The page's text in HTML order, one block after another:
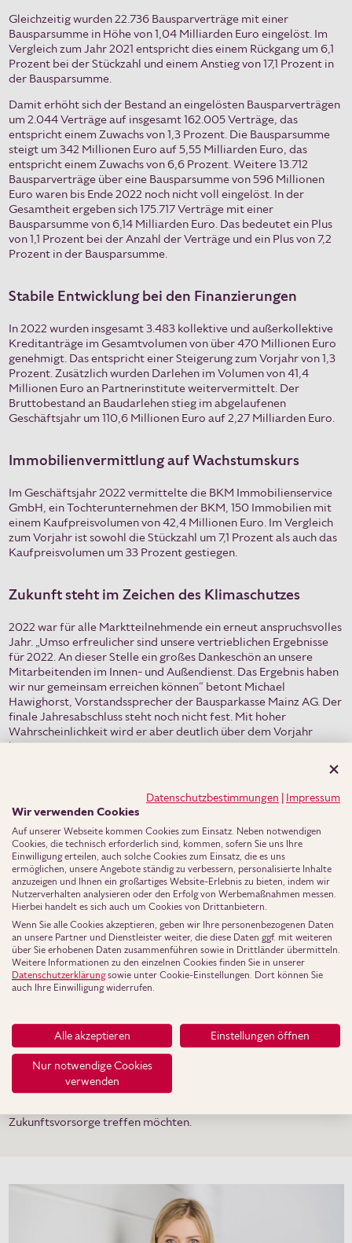
Datenschutzbestimmungen
Impressum
Wir verwenden Cookies
Auf unserer Webseite kommen Cookies zum Einsatz. Neben notwendigen
Cookies, die technisch erforderlich sind, kommen, sofern Sie uns Ihre
Einwilligung erteilen, auch solche Cookies zum Einsatz, die es uns
ermöglichen, unsere Angebote ständig zu verbessern, personalisierte Inhalte
anzuzeigen und Ihnen ein großartiges Website-Erlebnis zu bieten, indem wir
Nutzerverhalten analysieren oder den Erfolg von Werbemaßnahmen messen.
Hierbei handelt es sich auch um Cookies von Drittanbietern.
Wenn Sie alle Cookies akzeptieren, geben wir Ihre personenbezogenen Daten
an unsere Partner und Dienstleister weiter, die diese Daten ggf. mit weiteren
über Sie erhobenen Daten zusammenführen sowie in Drittländer übermitteln.
Weitere Informationen zu den einzelnen Cookies finden Sie in unserer
Datenschutzerklärungsowie unter Cookie-Einstellungen. Dort können Sie
auch Ihre Einwilligung widerrufen.
Alle akzeptieren Einstellungen öffnen
Nur notwendige Cookies
verwenden
Gleichzeitig wurden 22.736 Bausparverträge mit einer
Bausparsumme in Höhe von 1,04 Milliarden Euro eingelöst. Im
Vergleich zum Jahr 2021 entspricht dies einem Rückgang um 6,1
Prozent bei der Stückzahl und einem Anstieg von 17,1 Prozent in
der Bausparsumme.
Damit erhöht sich der Bestand an eingelösten Bausparverträgen
um 2.044 Verträge auf insgesamt 162.005 Verträge, das
entspricht einem Zuwachs von 1,3 Prozent. Die Bausparsumme
steigt um 342 Millionen Euro auf 5,55 Milliarden Euro, das
entspricht einem Zuwachs von 6,6 Prozent. Weitere 13.712
Bausparverträge über eine Bausparsumme von 596 Millionen
Euro waren bis Ende 2022 noch nicht voll eingelöst. In der
Gesamtheit ergeben sich 175.717 Verträge mit einer
Bausparsumme von 6,14 Milliarden Euro. Das bedeutet ein Plus
von 1,1 Prozent bei der Anzahl der Verträge und ein Plus von 7,2
Prozent in der Bausparsumme.
Stabile Entwicklung bei den Finanzierungen
In 2022 wurden insgesamt 3.483 kollektive und außerkollektive
Kreditanträge im Gesamtvolumen von über 470 Millionen Euro
genehmigt. Das entspricht einer Steigerung zum Vorjahr von 1,3
Prozent. Zusätzlich wurden Darlehen im Volumen von 41,4
Millionen Euro an Partnerinstitute weitervermittelt. Der
Bruttobestand an Baudarlehen stieg im abgelaufenen
Geschäftsjahr um 110,6 Millionen Euro auf 2,27 Milliarden Euro.
Immobilienvermittlung auf Wachstumskurs
Im Geschäftsjahr 2022 vermittelte die BKM Immobilienservice
GmbH, ein Tochterunternehmen der BKM, 150 Immobilien mit
einem Kaufpreisvolumen von 42,4 Millionen Euro. Im Vergleich
zum Vorjahr ist sowohl die Stückzahl um 7,1 Prozent als auch das
Kaufpreisvolumen um 33 Prozent gestiegen.
Zukunft steht im Zeichen des Klimaschutzes
2022 war für alle Marktteilnehmende ein erneut anspruchsvolles
Jahr. „Umso erfreulicher sind unsere vertrieblichen Ergebnisse
für 2022. An dieser Stelle ein großes Dankeschön an unsere
Mitarbeitenden im Innen- und Außendienst. Das Ergebnis haben
wir nur gemeinsam erreichen können“ betont Michael
Hawighorst, Vorstandssprecher der Bausparkasse Mainz AG. Der
finale Jahresabschluss steht noch nicht fest. Mit hoher
Wahrscheinlichkeit wird er aber deutlich über dem Vorjahr
liegen.
Mit zurzeit 209 Mitarbeiterinnen und Mitarbeitern am Standort
Zeichen stehen auf Nachhaltigkeit. „Einer der größten
Herausforderungen der Branche ist das Thema
Zukunftsfähigkeit und der Klimaschutz geht damit einher. Dieser
Aufgabe wollen wir uns stellen“, so Hawighorst.
Presseinfo als PDF zum Download
Über die Bausparkasse Mainz AG:
Schwerpunkten Bausparen, Baufinanzierung, Immobilien und
Vorsorge. 1930 gründeten Architekten die BKM mit dem Ziel,
Haus und Baufinanzierung aus einer Hand zu bieten. Als
Individualfinanzierer versteht sich die Bausparkasse Mainz als
Ansprechperson für alle, die günstig Wohneigentum schaffen
Zukunftsvorsorge treffen möchten.